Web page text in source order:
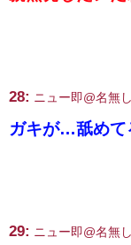
28: ニュー即@名無し
ガキが…舐めて
29: ニュー即@名無し